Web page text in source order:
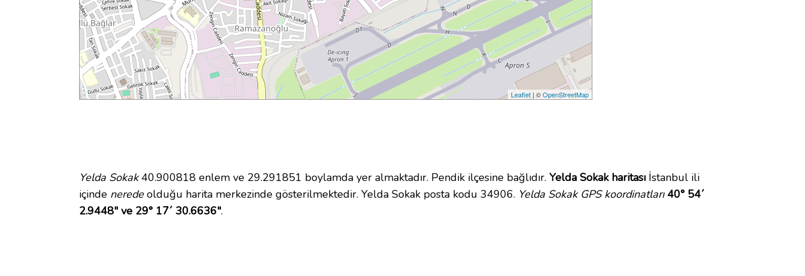
Leaflet | ©OpenStreetMap
Yelda Sokak40.900818 enlem ve 29.291851 boylamda yer almaktadır. Pendik ilçesine bağlıdır. Yelda Sokak haritası İstanbul ili
içinde neredeolduğu harita merkezinde gösterilmektedir. Yelda Sokak posta kodu 34906. Yelda Sokak GPS koordinatları 40° 54´
2.9448" ve 29° 17´ 30.6636".